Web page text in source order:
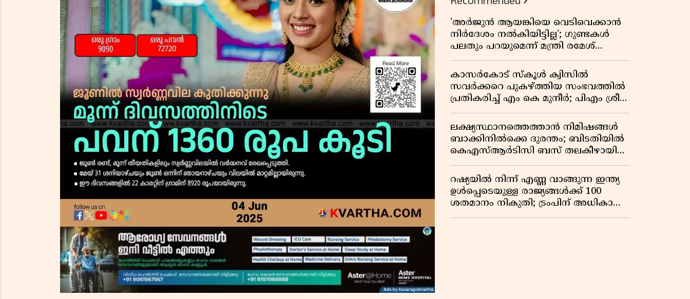
'അർജുൻ ആയങ്കിയെ വെടിവെക്കാൻ
നിർദേശം നൽകിയിട്ടില്ല'; ഗുണ്ടകൾ
പലതും പറയുമെന്ന് മന്ത്രി രമേശ്
ചെന്നിത്തല
കാസർകോട് സ്കൂൾ ക്വിസിൽ
സവർക്കറെ പുകഴ്ത്തിയ സംഭവത്തിൽ
പ്രതികരിച്ച് എം കെ മുനീർ; പിഎം ശ്രീ
പദ്ധതിയിലും പ്രതികരണം
ലക്ഷ്യസ്ഥാനത്തെത്താൻ നിമിഷങ്ങൾ
ബാക്കിനിൽക്കെ ദുരന്തം; ബിടതിയിൽ
കെഎസ്ആർടിസി ബസ് തലകീഴായി
മറിഞ്ഞ് ഡ്രൈവറും കണ്ടക്ടറും മരിച്ചു
റഷ്യയിൽ നിന്ന് എണ്ണ വാങ്ങുന്ന ഇന്ത്യ
ഉൾപ്പെടെയുള്ള രാജ്യങ്ങൾക്ക് 100
ശതമാനം നികുതി; ട്രംപിന് അധികാരം
നൽകി യുഎസ് സെനറ്റ് ബിൽ